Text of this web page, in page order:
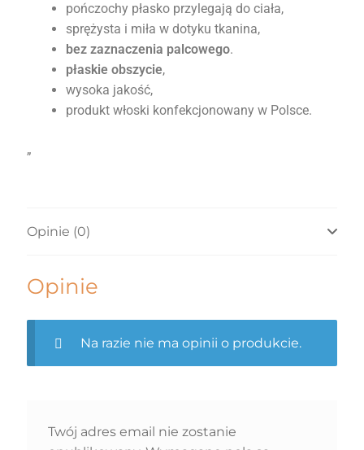
pończochy płasko przylegają do ciała,
sprężysta i miła w dotyku tkanina,
bez zaznaczenia palcowego.
płaskie obszycie,
wysoka jakość,
produkt włoski konfekcjonowany w Polsce.
„
Opinie (0)
Opinie
Na razie nie ma opinii o produkcie.
Twój adres email nie zostanie